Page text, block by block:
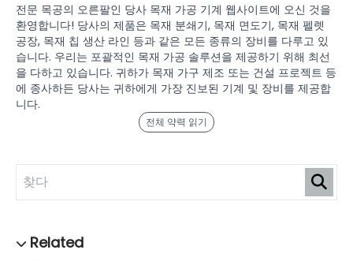
전문 목공의 오른팔인 당사 목재 가공 기계 웹사이트에 오신 것을
환영합니다! 당사의 제품은 목재 분쇄기, 목재 면도기, 목재 펠렛
공장, 목재 칩 생산 라인 등과 같은 모든 종류의 장비를 다루고 있
습니다. 우리는 포괄적인 목재 가공 솔루션을 제공하기 위해 최선
을 다하고 있습니다. 귀하가 목재 가구 제조 또는 건설 프로젝트 등
에 종사하든 당사는 귀하에게 가장 진보된 기계 및 장비를 제공합
니다.
전체 약력 읽기